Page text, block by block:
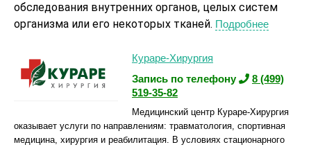
обследования внутренних органов, целых систем
организма или его некоторых тканей. Подробнее
Кураре-Хирургия
Запись по телефону
8 (499)
519-35-82
Медицинский центр Кураре-Хирургия
оказывает услуги по направлениям: травматология, спортивная
медицина, хирургия и реабилитация. В условиях стационарного